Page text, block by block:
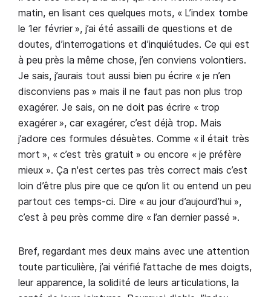
matin, en lisant ces quelques mots, « L’index tombe
le 1er février », j’ai été assailli de questions et de
doutes, d’interrogations et d’inquiétudes. Ce qui est
à peu près la même chose, j’en conviens volontiers.
Je sais, j’aurais tout aussi bien pu écrire « je n’en
disconviens pas » mais il ne faut pas non plus trop
exagérer. Je sais, on ne doit pas écrire « trop
exagérer », car exagérer, c’est déjà trop. Mais
j’adore ces formules désuètes. Comme « il était très
mort », « c’est très gratuit » ou encore « je préfère
mieux ». Ça n'est certes pas très correct mais c’est
loin d’être plus pire que ce qu’on lit ou entend un peu
partout ces temps-ci. Dire « au jour d’aujourd’hui »,
c’est à peu près comme dire « l’an dernier passé ».
Bref, regardant mes deux mains avec une attention
toute particulière, j’ai vérifié l’attache de mes doigts,
leur apparence, la solidité de leurs articulations, la